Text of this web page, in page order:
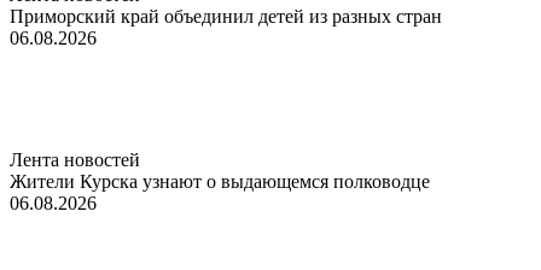
Приморский край объединил детей из разных стран
06.08.2026
Лента новостей
Жители Курска узнают о выдающемся полководце
06.08.2026